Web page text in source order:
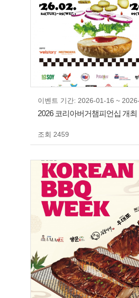
이벤트 기간: 2026-01-16 ~
2026 코리아버거챔피언십 개최
조회 2459